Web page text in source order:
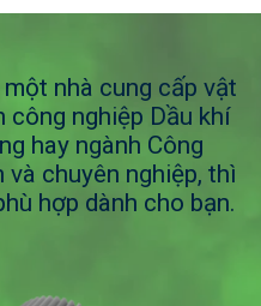
nhà cung cấp vật
công nghiệp Dầu khí
hay ngành Công
chuyên nghiệp, thì
hợp dành cho bạn.